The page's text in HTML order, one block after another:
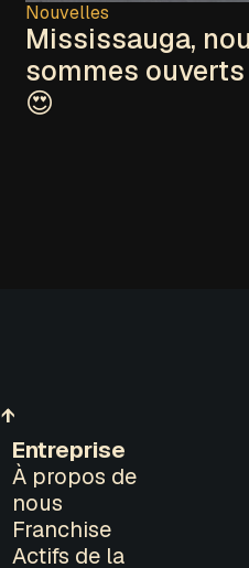
Nouvelles
Mississauga,
sommes ouverts
😍
↑
Entreprise
À propos de
nous
Franchise
Actifs de la